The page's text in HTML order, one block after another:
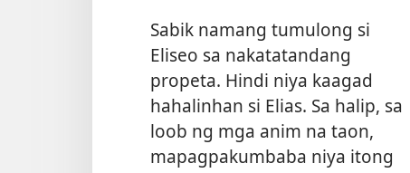
Sabik namang tumulong si
Eliseo sa nakatatandang
propeta. Hindi niya kaagad
hahalinhan si Elias. Sa halip, sa
loob ng mga anim na taon,
mapagpakumbaba niya itong